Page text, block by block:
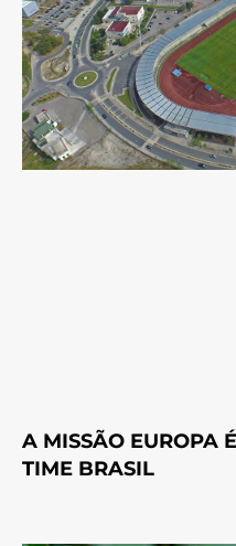
A MISSÃO EUROPA
TIME BRASIL